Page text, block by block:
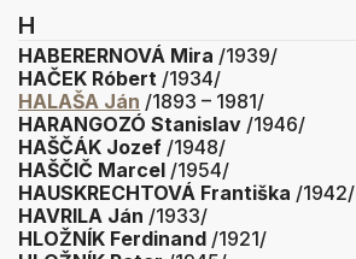
H
HABERERNOVÁ Mira /1939/
HAČEK Róbert /1934/
HALAŠA Ján /1893 – 1981/
HARANGOZÓ Stanislav /1946/
HAŠČÁK Jozef /1948/
HAŠČIČ Marcel /1954/
HAUSKRECHTOVÁ Františka /1942/
HAVRILA Ján /1933/
HLOŽNÍK Ferdinand /1921/